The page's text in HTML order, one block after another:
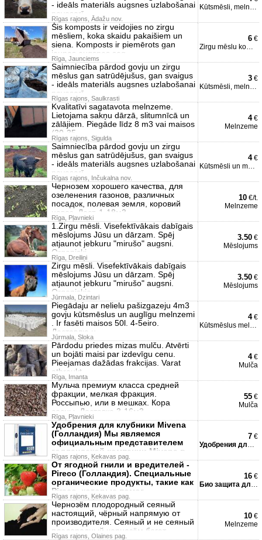
- ideāls materiāls augsnes uzlabošanai
pavasarī,
Rīgas rajons, Ādažu nov.
Kūtsmēsli, melnzeme
Šis komposts ir veidojies no zirgu
mēsliem, koka skaidu pakaišiem un
siena. Komposts ir piemērots gan
jaunas augsnes sag
Rīga, Jaunciems
6 €
Zirgu mēslu komposts
Saimniecība pārdod govju un zirgu
mēslus gan satrūdējušus, gan svaigus
- ideāls materiāls augsnes uzlabošanai
pavasarī,
Rīgas rajons, Saulkrasti
3 €
Kūtsmēsli, melnzeme
Kvalitatīvi sagatavota melnzeme.
Lietojama sakņu dārzā, slitumnīcā un
zālājiem. Piegāde līdz 8 m3 vai maisos
(30-35
Rīgas rajons, Sigulda
4€
Melnzeme
Saimniecība pārdod govju un zirgu
mēslus gan satrūdējušus, gan svaigus
- ideāls materiāls augsnes uzlabošanai
pavasarī,
Rīgas rajons, Inčukalna nov.
4€
Kūtsmēsli un melnzeme
Чернозем хорошего качества, для
озеленения газонов, различных
посадок, полевая земля, коровий
навоз. Дост. 1-18м3.
Rīga, Pļavnieki
10 €/t.
Melnzeme
1.Zirgu mēsli. Visefektīvākais dabīgais
mēslojums Jūsu un dārzam. Spēj
atjaunot jebkuru "mirušo" augsni.
Organiski
Rīga, Dreiliņi
3.50 €
Mēslojums
Zirgu mēsli. Visefektīvākais dabīgais
mēslojums Jūsu un dārzam. Spēj
atjaunot jebkuru "mirušo" augsni.
Organiskie
Jūrmala, Dzintari
3.50 €
Mēslojums
Piegādaju ar nelielu pašizgazeju 4m3
govju kūtsmēslus un auglīgu melnzemi
. Ir fasēti maisos 50l. 4-5eiro.
Доставлю н
Jūrmala, Sloka
4€
Kūtsmēslus melnzemi
Pārdodu priedes mizas mulču. Atvērti
un bojāti maisi par izdevīgu cenu.
Pieejamas dažādas frakcijas. Varat
atbraukt
Rīga, Imanta
4€
Mulča
Мульча премиум класса средней
фракции, мелкая фракция.
Россыпью, или в мешках. Кора
сосны. Доставка 3-16м3.
Rīga, Pļavnieki
55 €
Mulča
Удобрения для клубники Mivena
(Голландия) Мы являемся
официальным представителем
голландской компании Mivena в
Латвии
Rīgas rajons, Ķekavas pag.
7 €
Удобрения для клубники
От ягодной гнили и вредителей -
Pireco (Голландия). Специальные
органические продукты, такие как
Pireco, которые помог
Rīgas rajons, Ķekavas pag.
16 €
Био защита для клубники
Чернозём плодородный сеяный
настоящий, чёрный напрямую от
производителя. Сеяный и не сеяный
плодородный чернозём богат
Rīgas rajons, Olaines pag.
10 €
Melnzeme